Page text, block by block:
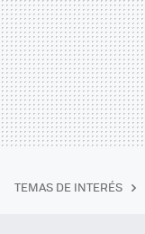
TEMAS DE INTERÉS